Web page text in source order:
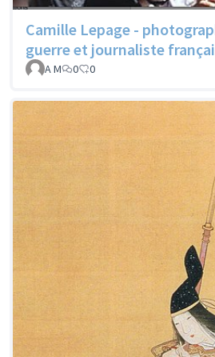
Camille Lepage -
guerre et journaliste
A M 0 0